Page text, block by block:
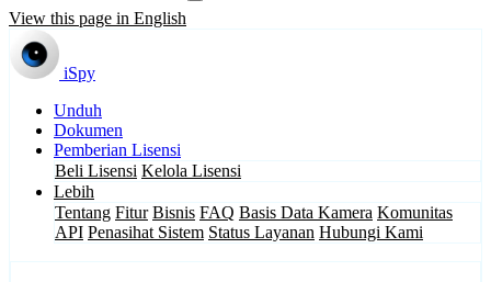
View this page in English
iSpy
Unduh
Dokumen
Pemberian Lisensi
Beli Lisensi Kelola Lisensi
Lebih
Tentang Fitur Bisnis FAQ Basis Data Kamera Komunitas
API Penasihat Sistem Status Layanan Hubungi Kami